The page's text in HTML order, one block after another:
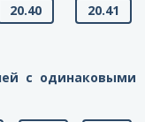
20.40 20.41
с одинаковыми